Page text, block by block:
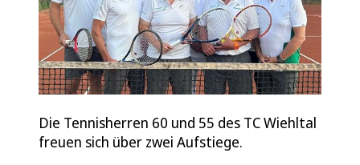
Die Tennisherren 60 und 55 des TC Wiehltal
freuen sich über zwei Aufstiege.